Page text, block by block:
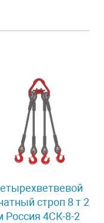
строп 8 т 2
Россия 4СК-8-2